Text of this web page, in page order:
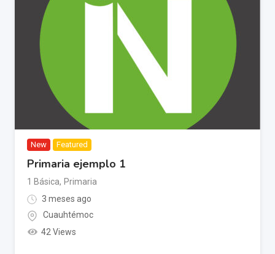
New Featured
Primaria ejemplo 1
1 Básica, Primaria
3 meses ago
Cuauhtémoc
42 Views